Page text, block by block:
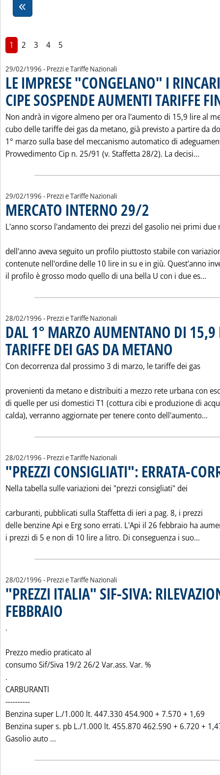
1 2 3 4 5
29/02/1996 - Prezzi e Tariffe Nazionali
LE IMPRESE "CONGELANO" I
CIPE SOSPENDE AUMENTI TARIFFE
Non andrà in vigore almeno per ora l'aumento di 15,9 lire al
cubo delle tariffe dei gas da metano, già previsto a partire da
1° marzo sulla base del meccanismo automatico di
Provvedimento Cip n. 25/91 (v. Staffetta 28/2). La decisi...
29/02/1996 - Prezzi e Tariffe Nazionali
MERCATO INTERNO 29/2
L'anno scorso l'andamento dei prezzi del gasolio nei primi due
dell'anno aveva seguito un profilo piuttosto stabile con
contenute nell'ordine delle 10 lire in su e in giù. Quest'anno
il profilo è grosso modo quello di una bella U con i due es...
28/02/1996 - Prezzi e Tariffe Nazionali
DAL 1° MARZO AUMENTANO DI
TARIFFE DEI GAS DA METANO
Con decorrenza dal prossimo 3 di marzo, le tariffe dei gas
provenienti da metano e distribuiti a mezzo rete urbana con
di quelle per usi domestici T1 (cottura cibi e produzione di
calda), verranno aggiornate per tenere conto dell'aumento...
28/02/1996 - Prezzi e Tariffe Nazionali
"PREZZI CONSIGLIATI": ERRATA-
Nella tabella sulle variazioni dei "prezzi consigliati" dei
carburanti, pubblicati sulla Staffetta di ieri a pag. 8, i prezzi
delle benzine Api e Erg sono errati. L'Api il 26 febbraio ha
i prezzi di 5 e non di 10 lire a litro. Di conseguenza i suo...
28/02/1996 - Prezzi e Tariffe Nazionali
"PREZZI ITALIA" SIF-SIVA:
FEBBRAIO
.
Prezzo medio praticato al
consumo Sif/Siva 19/2 26/2 Var.ass. Var. %
.
CARBURANTI
----------
Benzina super L./1.000 lt. 447.330 454.900 + 7.570 + 1,69
Benzina super s. pb L./1.000 lt. 455.870 462.590 + 6.720 +
Gasolio auto ...